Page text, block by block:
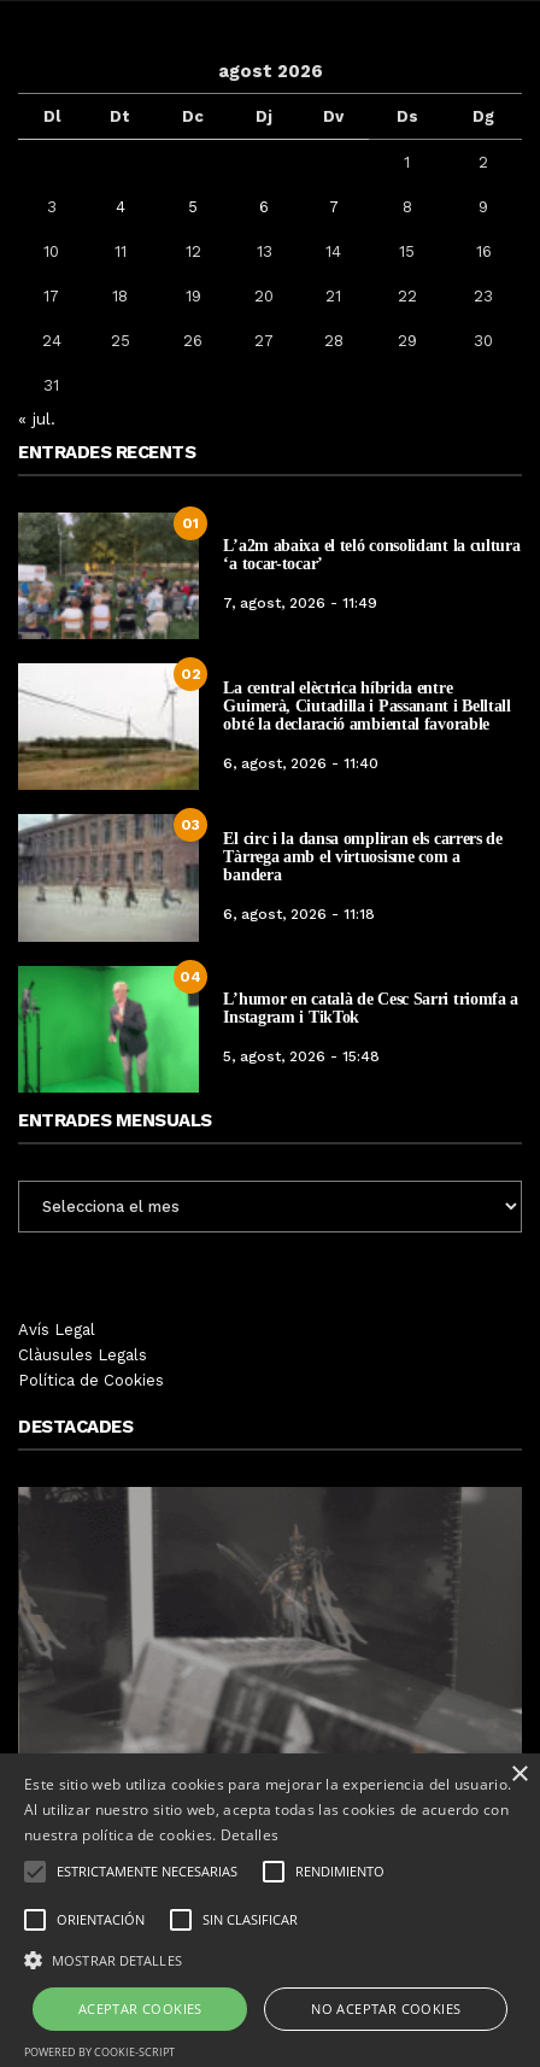
agost 2026
Dl Dt Dc Dj Dv Ds Dg
1 2
3 4 5 6 7 8 9
10 11 12 13 14 15 16
17 18 19 20 21 22 23
24 25 26 27 28 29 30
31
« jul.
ENTRADES RECENTS
01
L’a2m abaixa el teló consolidant la cultura
‘a tocar-tocar’
7, agost, 2026 - 11:49
02
La central elèctrica híbrida entre
Guimerà, Ciutadilla i Passanant i Belltall
obté la declaració ambiental favorable
6, agost, 2026 - 11:40
03
El circ i la dansa ompliran els carrers de
Tàrrega amb el virtuosisme com a
bandera
6, agost, 2026 - 11:18
04
L’humor en català de Cesc Sarri triomfa a
Instagram i TikTok
5, agost, 2026 - 15:48
ENTRADES MENSUALS
MENSUALS
Avís Legal
Clàusules Legals
Política de Cookies
DESTACADES
de referència de Warhammer a Lleida
Per Tàrrega Televisió 22, abril, 2026 - 08:10
×
Este sitio web utiliza cookies para mejorar la experiencia del usuario.
Al utilizar nuestro sitio web, acepta todas las cookies de acuerdo con
nuestra política de cookies. Detalles
ESTRICTAMENTE NECESARIAS RENDIMIENTO
ORIENTACIÓN SIN CLASIFICAR
MOSTRAR DETALLES
ACEPTAR COOKIES NO ACEPTAR COOKIES
POWERED BY COOKIE-SCRIPT